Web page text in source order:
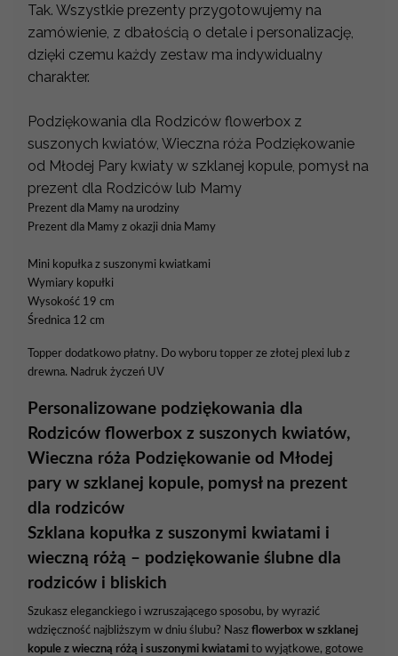
Tak. Wszystkie prezenty przygotowujemy na
zamówienie, z dbałością o detale i personalizację,
dzięki czemu każdy zestaw ma indywidualny
charakter.
Podziękowania dla Rodziców flowerbox z
suszonych kwiatów, Wieczna róża Podziękowanie
od Młodej Pary kwiaty w szklanej kopule, pomysł na
prezent dla Rodziców lub Mamy
Prezent dla Mamy na urodziny
Prezent dla Mamy z okazji dnia Mamy
Mini kopułka z suszonymi kwiatkami
Wymiary kopułki
Wysokość 19 cm
Średnica 12 cm
Topper dodatkowo płatny. Do wyboru topper ze złotej plexi lub z
drewna. Nadruk życzeń UV
Personalizowane podziękowania dla
Rodziców flowerbox z suszonych kwiatów,
Wieczna róża Podziękowanie od Młodej
pary w szklanej kopule, pomysł na prezent
dla rodziców
Szklana kopułka z suszonymi kwiatami i
wieczną różą – podziękowanie ślubne dla
rodziców i bliskich
Szukasz eleganckiego i wzruszającego sposobu, by wyrazić
wdzięczność najbliższym w dniu ślubu? Nasz flowerbox w szklanej
kopule z wieczną różą i suszonymi kwiatami to wyjątkowe, gotowe